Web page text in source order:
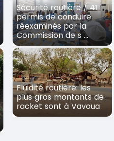
Sécurité routière / 41
permis de conduire
réexaminés par la
Commission de s ...
Fluidité routière: les
plus gros montants de
racket sont à Vavoua